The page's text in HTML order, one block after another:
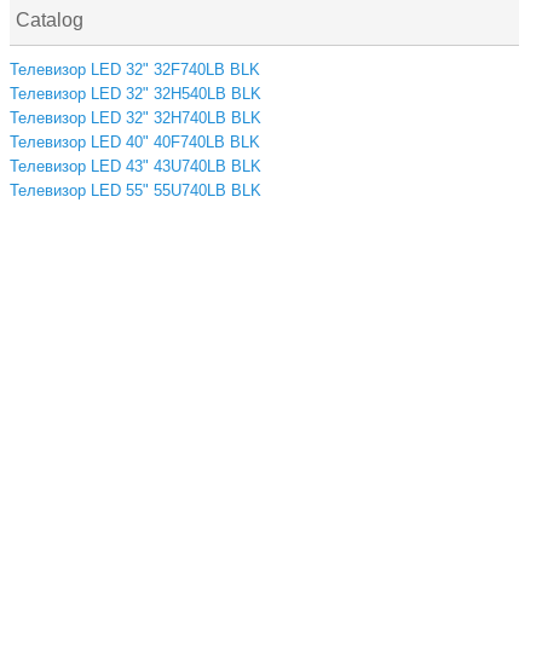
Catalog
Телевизор LED 32" 32F740LB BLK
Телевизор LED 32" 32H540LB BLK
Телевизор LED 32" 32H740LB BLK
Телевизор LED 40" 40F740LB BLK
Телевизор LED 43" 43U740LB BLK
Телевизор LED 55" 55U740LB BLK